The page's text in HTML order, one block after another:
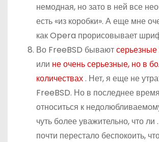
немодная, но зато в ней все
есть «из коробки». А еще мне
как Opera прорисовывает
Во FreeBSD бываютсерьезные
или не очень серьезные, но в
количествах. Нет, я еще не
FreeBSD. Но в последнее
относиться к
чуть более уважительно, что ли
почти перестало беспокоить,